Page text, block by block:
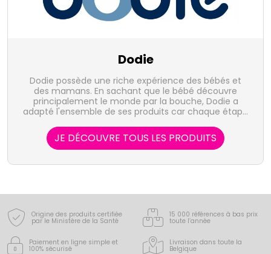
Dodie
Dodie possède une riche expérience des bébés et
des mamans. En sachant que le bébé découvre
principalement le monde par la bouche, Dodie a
adapté l'ensemble de ses produits car chaque étape
JE DÉCOUVRE TOUS LES PRODUITS
Origine des produits certifiée
par le Ministère de la Santé
15 000 références à bas prix
toute l’année
Paiement en ligne simple et
100% sécurisé
Livraison dans toute la
Belgique